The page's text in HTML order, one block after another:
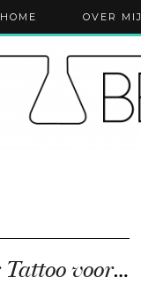
HOME OVER MIJ
Maybelline Color Tattoo voor je wenkbrauwen